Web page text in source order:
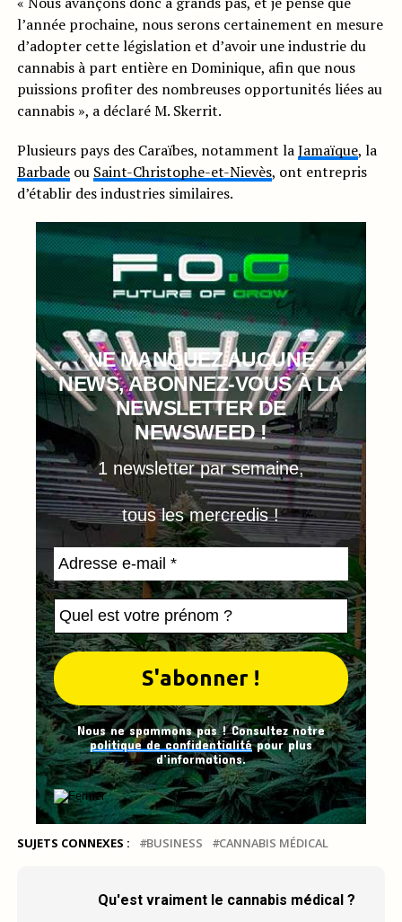
l’année prochaine, nous serons certainement en mesure
d’adopter cette législation et d’avoir une industrie du
cannabis à part entière en Dominique, afin que nous
puissions profiter des nombreuses opportunités liées au
cannabis », a déclaré M. Skerrit.
Plusieurs pays des Caraïbes, notamment laJamaïque, la
Barbadeou Saint-Christophe-et-Nievès, ont entrepris
d’établir des industries similaires.
NE MANQUEZ AUCUNE
NEWS, ABONNEZ-VOUS À LA
NEWSLETTER DE
NEWSWEED !
1 newsletter par semaine,
tous les mercredis !
Nous ne spammons pas ! Consultez notre
politique de confidentialitépour plus
d’informations.
SUJETS CONNEXES : BUSINESS CANNABIS MÉDICAL
Qu'est vraiment le cannabis médical ?